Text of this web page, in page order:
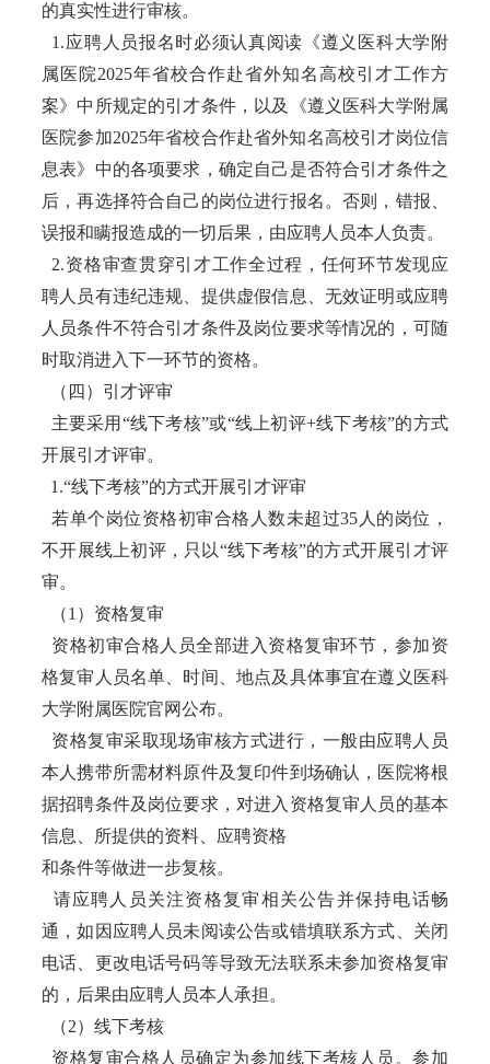
的真实性进行审核。
1.应聘人员报名时必须认真阅读《遵义医科大学附
属医院2025年省校合作赴省外知名高校引才工作方
案》中所规定的引才条件，以及《遵义医科大学附属
医院参加2025年省校合作赴省外知名高校引才岗位信
息表》中的各项要求，确定自己是否符合引才条件之
后，再选择符合自己的岗位进行报名。否则，错报、
误报和瞒报造成的一切后果，由应聘人员本人负责。
2.资格审查贯穿引才工作全过程，任何环节发现应
聘人员有违纪违规、提供虚假信息、无效证明或应聘
人员条件不符合引才条件及岗位要求等情况的，可随
时取消进入下一环节的资格。
（四）引才评审
主要采用“线下考核”或“线上初评+线下考核”的方式
开展引才评审。
1.“线下考核”的方式开展引才评审
若单个岗位资格初审合格人数未超过35人的岗位，
不开展线上初评，只以“线下考核”的方式开展引才评
审。
（1）资格复审
资格初审合格人员全部进入资格复审环节，参加资
格复审人员名单、时间、地点及具体事宜在遵义医科
大学附属医院官网公布。
资格复审采取现场审核方式进行，一般由应聘人员
本人携带所需材料原件及复印件到场确认，医院将根
据招聘条件及岗位要求，对进入资格复审人员的基本
信息、所提供的资料、应聘资格
和条件等做进一步复核。
请应聘人员关注资格复审相关公告并保持电话畅
通，如因应聘人员未阅读公告或错填联系方式、关闭
电话、更改电话号码等导致无法联系未参加资格复审
的，后果由应聘人员本人承担。
（2）线下考核
资格复审合格人员确定为参加线下考核人员。参加